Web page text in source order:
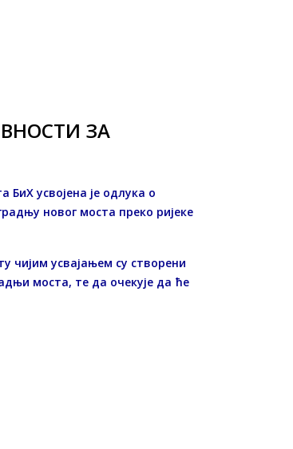
ЗА
БиХ усвојена је одлука о
новог моста преко ријеке
чијим усвајањем су створени
моста, те да очекује да ће